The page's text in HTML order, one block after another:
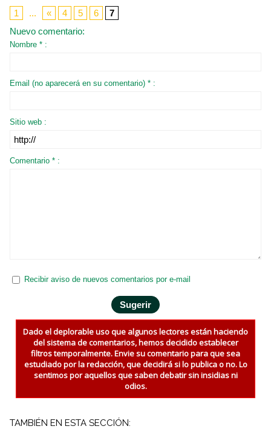
1 ... « 4 5 6
7
Nuevo comentario:
Nombre * :
Email (no aparecerá en su comentario) * :
Sitio web :
Comentario * :
Recibir aviso de nuevos comentarios por e-mail
Dado el deplorable uso que algunos lectores están haciendo
del sistema de comentarios, hemos decidido establecer
filtros temporalmente. Envie su comentario para que sea
estudiado por la redacción, que decidirá si lo publica o no. Lo
sentimos por aquellos que saben debatir sin insidias ni
odios.
TAMBIÉN EN ESTA SECCIÓN: